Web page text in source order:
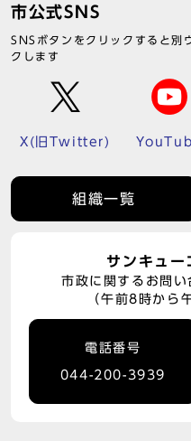
市公式SNS
SNSボタンをクリックすると別
クします
X(旧Twitter)
組織一覧
サンキュー
市政に関するお問
（午前8時から
電話番号
044-200-3939